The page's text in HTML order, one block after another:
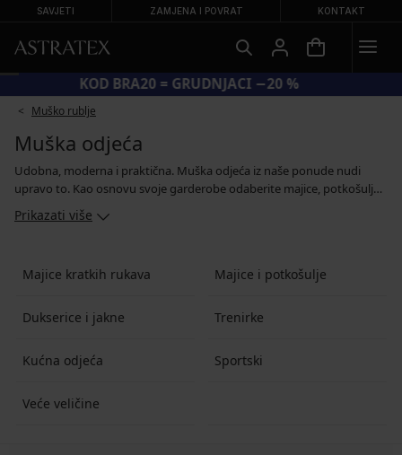
SAVJETI ZAMJENA I POVRAT KONTAKT
KOD BRA20 = GRUDNJACI −20 %
Muško rublje
Muška odjeća
Udobna, moderna i praktična. Muška odjeća iz naše ponude nudi
upravo to. Kao osnovu svoje garderobe odaberite majice, potkošulje i
majice bez rukava. Za opuštanje kod kuće najbolje su pamučne
trenirke.
Prikazati više
Majice kratkih rukava Majice i potkošulje
Dukserice i jakne Trenirke
Kućna odjeća Sportski
Veće veličine